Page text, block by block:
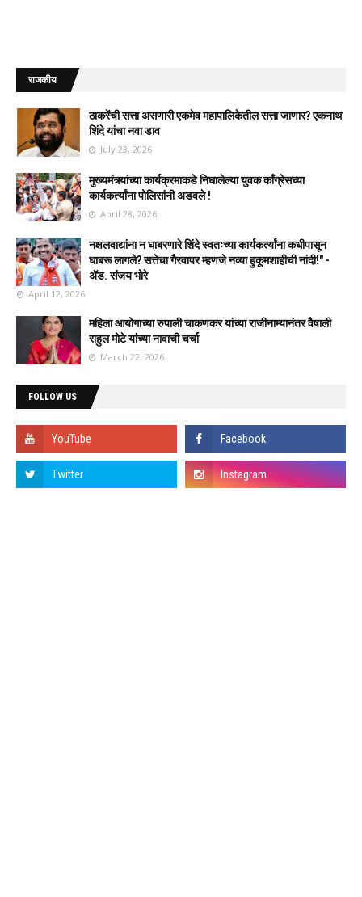
राजकीय
ठाकरेंची सत्ता असणारी एकमेव महापालिकेतील सत्ता जाणार? एकनाथ
शिंदे यांचा नवा डाव
July 23, 2026
मुख्यमंत्र्यांच्या कार्यक्रमाकडे निघालेल्या युवक काँग्रेसच्या
कार्यकर्त्यांना पोलिसांनी अडवले !
April 28, 2026
नक्षलवाद्यांना न घाबरणारे शिंदे स्वतःच्या कार्यकर्त्यांना कधीपासून
घाबरू लागले? सत्तेचा गैरवापर म्हणजे नव्या हुकूमशाहीची नांदी!" -
ॲड. संजय भोरे
April 12, 2026
महिला आयोगाच्या रुपाली चाकणकर यांच्या राजीनाम्यानंतर वैषाली
राहुल मोटे यांच्या नावाची चर्चा
March 22, 2026
FOLLOW US